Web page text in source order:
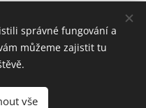
a Dmitro Stepanko
025
správné fungování a
můžeme zajistit tu
vše